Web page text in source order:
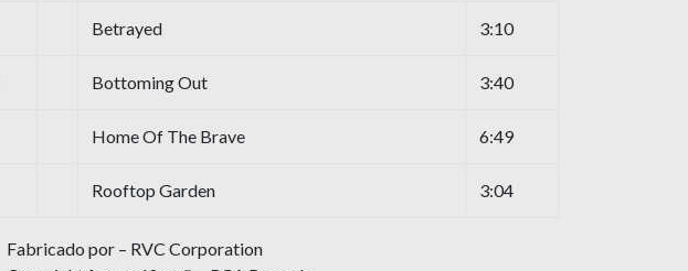
Betrayed 3:10
Bottoming Out 3:40
Home Of The Brave 6:49
Rooftop Garden 3:04
Fabricado por – RVC Corporation